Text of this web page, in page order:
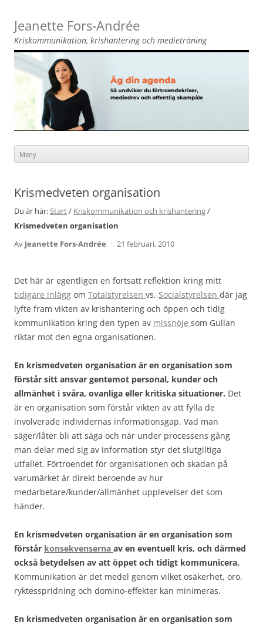
Jeanette Fors‑Andrée
Kriskommunikation, krishantering och medieträning
Meny
innehåll
Krismedveten organisation
Du är här:Start/ Kriskommunikation och krishantering/
Krismedveten organisation
Av Jeanette Fors-Andrée · 21 februari, 2010
Det här är egentligen en fortsatt reflektion kring mitt
tidigare inlägg om Totalstyrelsen vs. Socialstyrelsen där jag
lyfte fram vikten av krishantering och öppen och tidig
kommunikation kring den typen av missnöje som Gullan
riktar mot den egna organisationen.
En krismedveten organisation är en organisation som
förstår sitt ansvar gentemot personal, kunder och
allmänhet i svåra, ovanliga eller kritiska situationer. Det
är en organisation som förstår vikten av att fylla de
involverade individernas informationsgap. Vad man
säger/låter bli att säga och när under processens gång
man delar med sig av information styr det slutgiltiga
utfallet. Förtroendet för organisationen och skadan på
varumärket är direkt beroende av hur
medarbetare/kunder/allmänhet upplevelser det som
händer.
En krismedveten organisation är en organisation som
förstår konsekvenserna av en eventuell kris, och därmed
också betydelsen av att öppet och tidigt kommunicera.
Kommunikation är det medel genom vilket osäkerhet, oro,
ryktesspridning och domino-effekter kan minimeras.
En krismedveten organisation är en organisation som